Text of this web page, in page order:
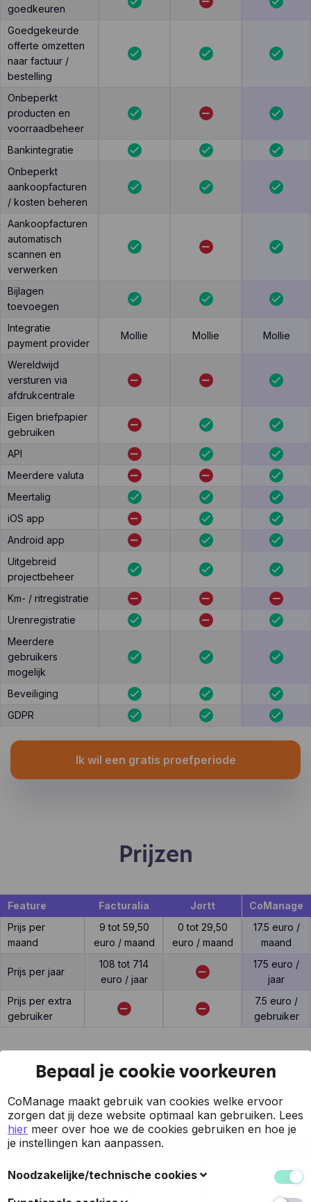
goedkeuren
Goedgekeurde
offerte omzetten
naar factuur /
bestelling
Onbeperkt
producten en
voorraadbeheer
Bankintegratie
Onbeperkt
aankoopfacturen
/ kosten beheren
Aankoopfacturen
automatisch
scannen en
verwerken
Bijlagen
toevoegen
Integratie
payment provider
Mollie Mollie Mollie
Wereldwijd
versturen via
afdrukcentrale
Eigen briefpapier
gebruiken
API
Meerdere valuta
Meertalig
iOS app
Android app
Uitgebreid
projectbeheer
Km- / ritregistratie
Urenregistratie
Meerdere
gebruikers
mogelijk
Beveiliging
GDPR
Ik wil een gratis proefperiode
Prijzen
Feature Facturalia Jortt
CoManage
Prijs per
maand
9 tot 59,50
euro / maand
0 tot 29,50
euro / maand
17.5 euro /
maand
Prijs per jaar
108 tot 714
euro / jaar
175 euro /
jaar
Prijs per extra
gebruiker
7.5 euro /
gebruiker
Support
Feature Facturalia
7 op 7 support
Bepaal je cookie voorkeuren
CoManage maakt gebruik van cookies welke ervoor
zorgen dat jij deze website optimaal kan gebruiken. Lees
hier meer over hoe we de cookies gebruiken en hoe je
je instellingen kan aanpassen.
Noodzakelijke/technische cookies
Deze cookies verzamelen gegevens om de